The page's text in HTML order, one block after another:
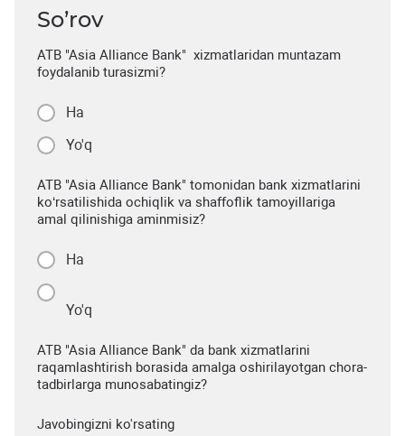
So’rov
ATB "Asia Alliance Bank" xizmatlaridan muntazam
foydalanib turasizmi?
Ha
Yo'q
ATB "Asia Alliance Bank" tomonidan bank xizmatlarini
ko‘rsatilishida ochiqlik va shaffoflik tamoyillariga
amal qilinishiga aminmisiz?
Ha
Yo'q
ATB "Asia Alliance Bank" da bank xizmatlarini
raqamlashtirish borasida amalga oshirilayotgan chora-
tadbirlarga munosabatingiz?
Javobingizni ko'rsating